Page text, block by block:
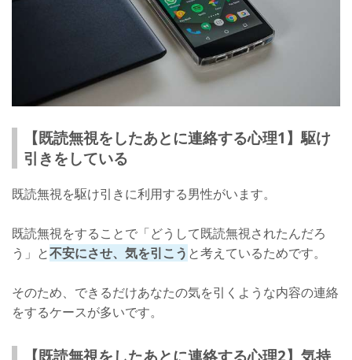
【既読無視をしたあとに連絡する心理1】駆け
引きをしている
既読無視を駆け引きに利用する男性がいます。
既読無視をすることで「どうして既読無視されたんだろ
う」と不安にさせ、気を引こう と考えているためです。
そのため、できるだけあなたの気を引くような内容の連絡
をするケースが多いです。